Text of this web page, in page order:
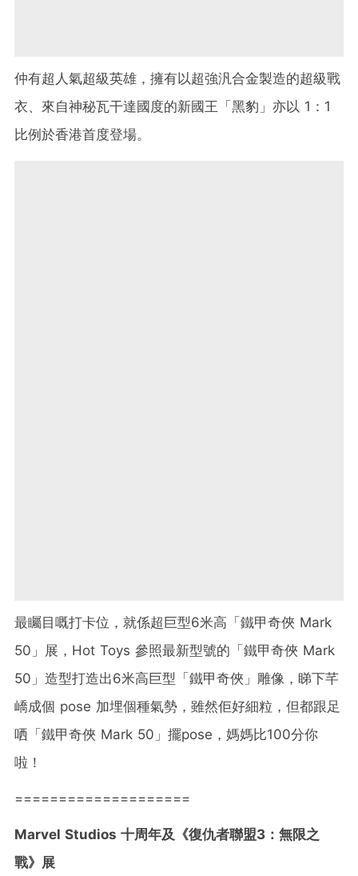
仲有超人氣超級英雄，擁有以超強汎合金製造的超級戰
衣、來自神秘瓦干達國度的新國王「黑豹」亦以 1：1
比例於香港首度登場。
最矚目嘅打卡位，就係超巨型6米高「鐵甲奇俠 Mark
50」展，Hot Toys 參照最新型號的「鐵甲奇俠 Mark
50」造型打造出6米高巨型「鐵甲奇俠」雕像，睇下芊
嶠成個 pose 加埋個種氣勢，雖然佢好細粒，但都跟足
哂「鐵甲奇俠 Mark 50」擺pose，媽媽比100分你
啦！
====================
Marvel Studios 十周年及《復仇者聯盟3：無限之
戰》展